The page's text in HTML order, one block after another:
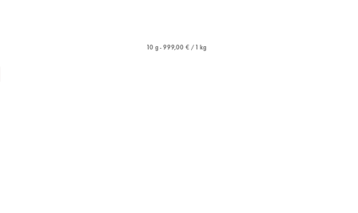
10 g - 999,00 € / 1 kg